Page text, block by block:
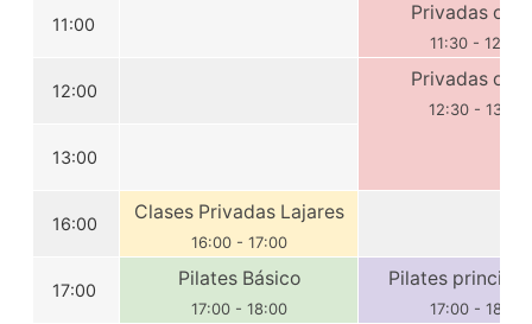
11:00
Privadas
11:30 - 12:30
12:00
Privadas
12:30 - 13:30
13:00
16:00
Clases Privadas Lajares
16:00 - 17:00
17:00
Pilates Básico
17:00 - 18:00
Pilates
17:00 - 18:00